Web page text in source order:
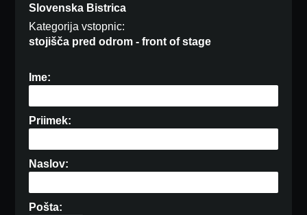
Slovenska Bistrica
Kategorija vstopnic:
stojišča pred odrom - front of stage
Ime:
Priimek:
Naslov:
Pošta: